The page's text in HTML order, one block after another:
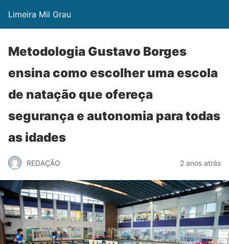
Limeira Mil Grau
Metodologia Gustavo Borges
ensina como escolher uma escola
de natação que ofereça
segurança e autonomia para todas
as idades
REDAÇÃO 2 anos atrás